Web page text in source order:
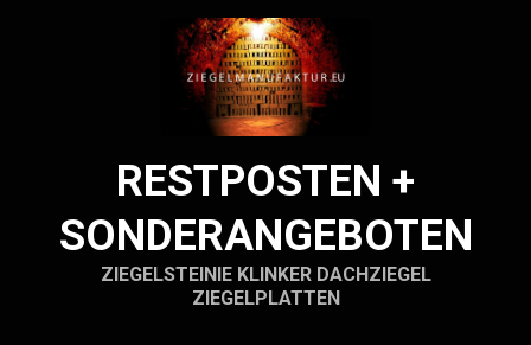
RESTPOSTEN +
SONDERANGEBOTEN
ZIEGELSTEINIE KLINKER DACHZIEGEL
ZIEGELPLATTEN